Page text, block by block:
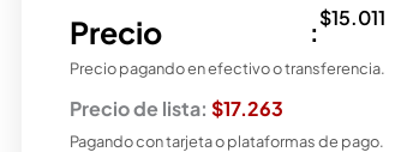
Precio :$15.011
Precio pagando en efectivo o transferencia.
Precio de lista: $17.263
Pagando con tarjeta o plataformas de pago.